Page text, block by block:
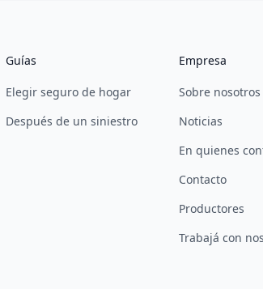
Guías
Elegir seguro de hogar
Después de un siniestro
Empresa
Sobre nosotros
Noticias
En quienes
Contacto
Productores
Trabajá con